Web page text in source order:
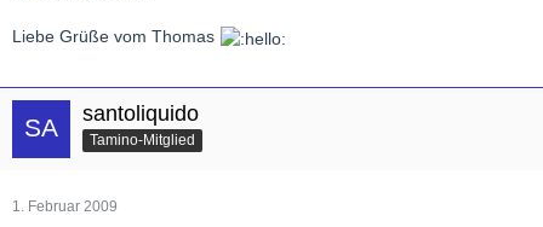
Liebe Grüße vom Thomas
santoliquido
Tamino-Mitglied
1. Februar 2009